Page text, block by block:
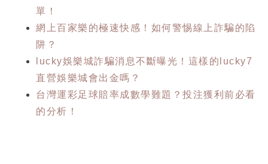
單！
網上百家樂的極速快感！如何警惕線上詐騙的陷
阱？
lucky娛樂城詐騙消息不斷曝光！這樣的lucky7
直營娛樂城會出金嗎？
台灣運彩足球賠率成數學難題？投注獲利前必看
的分析！